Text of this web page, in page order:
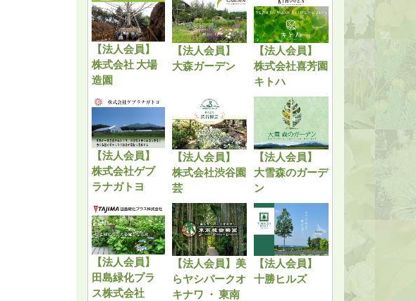
【法人会員】
株式会社 大場
造園
【法人会員】
大森ガーデン
【法人会員】
株式会社喜芳園
キトハ
【法人会員】
株式会社ゲブ
ラナガトヨ
【法人会員】
株式会社渋谷園
芸
【法人会員】
大雪森のガーデ
ン
【法人会員】
田島緑化プラ
ス株式会社
【法人会員】美
らヤシパークオ
キナワ ・ 東南
【法人会員】
十勝ヒルズ